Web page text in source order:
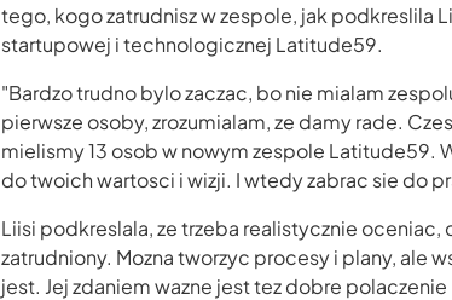
tego, kogo zatrudnisz w zespole, jak podkreslila
startupowej i technologicznej Latitude59.
"Bardzo trudno bylo zaczac, bo nie mialam
pierwsze osoby, zrozumialam, ze damy rade.
mielismy 13 osob w nowym zespole Latitude59.
do twoich wartosci i wizji. I wtedy zabrac sie do
Liisi podkreslala, ze trzeba realistycznie oceniac,
zatrudniony. Mozna tworzyc procesy i plany, ale
jest. Jej zdaniem wazne jest tez dobre